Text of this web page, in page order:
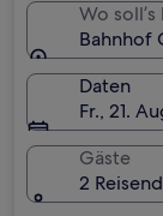
Wo
Bahnhof
Daten
Fr., 21.
Gäste
2